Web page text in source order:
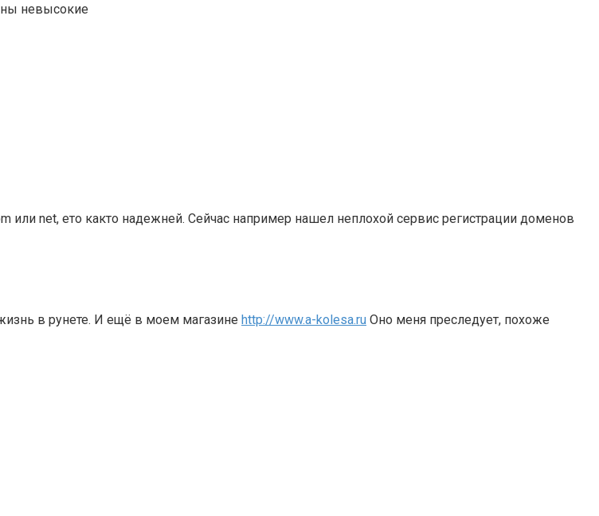
невысокие
net, ето както надежней. Сейчас например нашел неплохой сервис регистрации доменов
в рунете. И ещё в моем магазине http://www.a-kolesa.ru Оно меня преследует, похоже